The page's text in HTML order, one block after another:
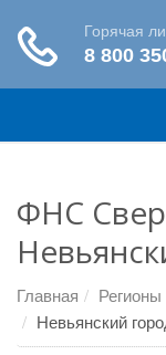
ФНС
Главная Регионы
Невьянский